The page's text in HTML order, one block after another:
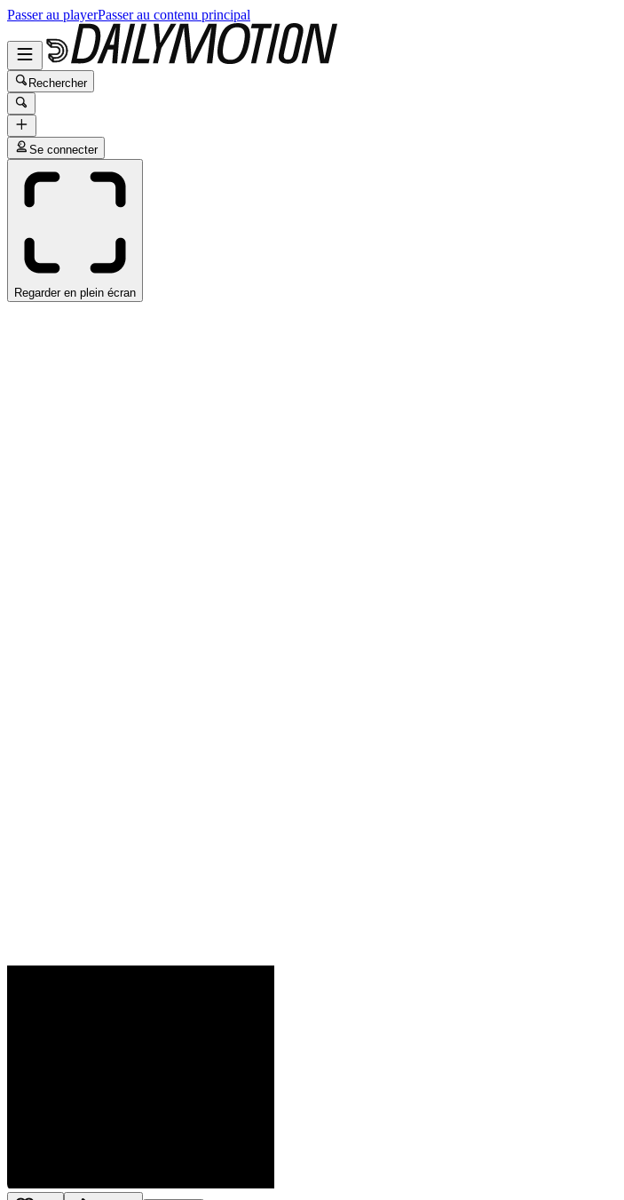
Passer au playerPasser au contenu principal
Rechercher
Se connecter
Regarder en plein écran